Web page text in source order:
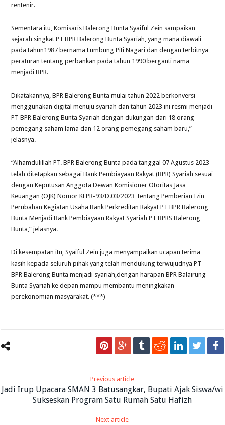
rentenir.
Sementara itu, Komisaris Balerong Bunta Syaiful Zein sampaikan
sejarah singkat PT BPR Balerong Bunta Syariah, yang mana diawali
pada tahun1987 bernama Lumbung Piti Nagari dan dengan terbitnya
peraturan tentang perbankan pada tahun 1990 berganti nama
menjadi BPR.
Dikatakannya, BPR Balerong Bunta mulai tahun 2022 berkonversi
menggunakan digital menuju syariah dan tahun 2023 ini resmi menjadi
PT BPR Balerong Bunta Syariah dengan dukungan dari 18 orang
pemegang saham lama dan 12 orang pemegang saham baru,”
jelasnya.
“Alhamdulillah PT. BPR Balerong Bunta pada tanggal 07 Agustus 2023
telah ditetapkan sebagai Bank Pembiayaan Rakyat (BPR) Syariah sesuai
dengan Keputusan Anggota Dewan Komisioner Otoritas Jasa
Keuangan (OJK) Nomor KEPR-93/D.03/2023 Tentang Pemberian Izin
Perubahan Kegiatan Usaha Bank Perkreditan Rakyat PT BPR Balerong
Bunta Menjadi Bank Pembiayaan Rakyat Syariah PT BPRS Balerong
Bunta,” jelasnya.
Di kesempatan itu, Syaiful Zein juga menyampaikan ucapan terima
kasih kepada seluruh pihak yang telah mendukung terwujudnya PT
BPR Balerong Bunta menjadi syariah,dengan harapan BPR Balairung
Bunta Syariah ke depan mampu membantu meningkakan
perekonomian masyarakat. (***)
Previous article
Jadi Irup Upacara SMAN 3 Batusangkar, Bupati Ajak Siswa/wi
Sukseskan Program Satu Rumah Satu Hafizh
Next article